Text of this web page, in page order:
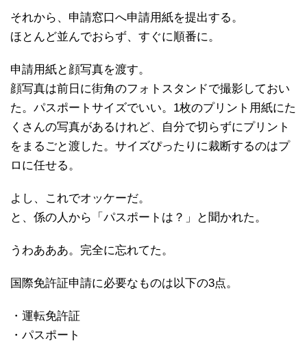
それから、申請窓口へ申請用紙を提出する。
ほとんど並んでおらず、すぐに順番に。
申請用紙と顔写真を渡す。
顔写真は前日に街角のフォトスタンドで撮影しておい
た。パスポートサイズでいい。1枚のプリント用紙にた
くさんの写真があるけれど、自分で切らずにプリント
をまるごと渡した。サイズぴったりに裁断するのはプ
ロに任せる。
よし、これでオッケーだ。
と、係の人から「パスポートは？」と聞かれた。
うわあああ。完全に忘れてた。
国際免許証申請に必要なものは以下の3点。
・運転免許証
・パスポート